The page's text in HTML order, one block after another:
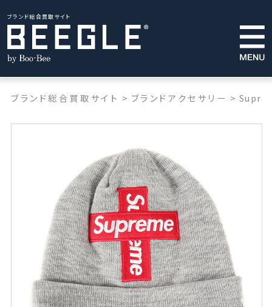
ブランド総合買取サイト
ブランド総合買取サイト > ブランドアクセサリー >